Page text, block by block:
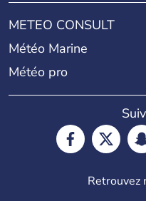
METEO CONSULT
Météo Marine
Météo pro
Retrouvez